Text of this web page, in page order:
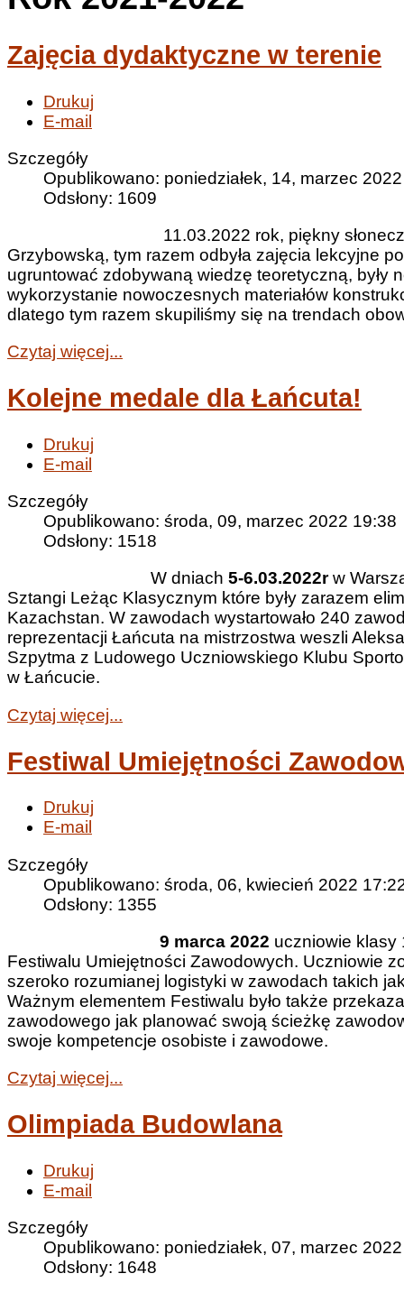
Zajęcia dydaktyczne w terenie
Drukuj
E-mail
Szczegóły
Opublikowano: poniedziałek, 14, marzec
Odsłony: 1609
11.03.2022 rok, piękny
Grzybowską, tym razem odbyła zajęcia lekcyjne
ugruntować zdobywaną wiedzę teoretyczną, były
wykorzystanie nowoczesnych materiałów
dlatego tym razem skupiliśmy się na trendach
Czytaj więcej...
Kolejne medale dla Łańcuta!
Drukuj
E-mail
Szczegóły
Opublikowano: środa, 09, marzec 2022 19:38
Odsłony: 1518
W dniach 5-6.03.2022rw
Sztangi Leżąc Klasycznym które były zarazem
Kazachstan. W zawodach wystartowało 240
reprezentacji Łańcuta na mistrzostwa weszli
Szpytma z Ludowego Uczniowskiego Klubu
w Łańcucie.
Czytaj więcej...
Festiwal Umiejętności
Drukuj
E-mail
Szczegóły
Opublikowano: środa, 06, kwiecień 2022
Odsłony: 1355
9 marca 2022 uczniowie klasy
Festiwalu Umiejętności Zawodowych. Uczniowie
szeroko rozumianej logistyki w zawodach takich
Ważnym elementem Festiwalu było także
zawodowego jak planować swoją ścieżkę
swoje kompetencje osobiste i zawodowe.
Czytaj więcej...
Olimpiada Budowlana
Drukuj
E-mail
Szczegóły
Opublikowano: poniedziałek, 07, marzec
Odsłony: 1648